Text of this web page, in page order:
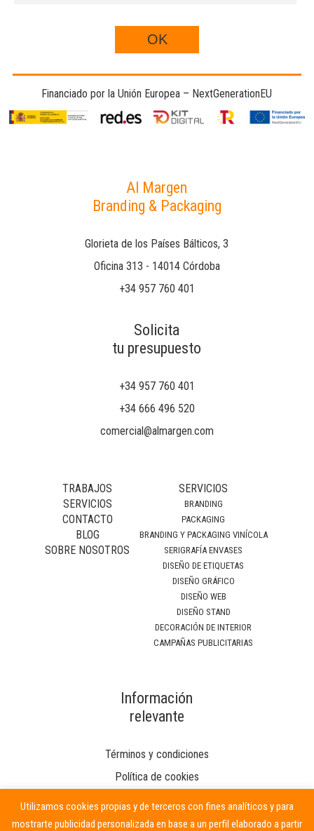
Financiado por la Unión Europea – NextGenerationEU
Al Margen
Branding & Packaging
Glorieta de los Países Bálticos, 3
Oficina 313 - 14014 Córdoba
+34 957 760 401
Solicita
tu presupuesto
+34 957 760 401
+34 666 496 520
comercial@almargen.com
TRABAJOS
SERVICIOS
CONTACTO
BLOG
SOBRE NOSOTROS
SERVICIOS
BRANDING
PACKAGING
BRANDING Y PACKAGING VINÍCOLA
SERIGRAFÍA ENVASES
DISEÑO DE ETIQUETAS
DISEÑO GRÁFICO
DISEÑO WEB
DISEÑO STAND
DECORACIÓN DE INTERIOR
CAMPAÑAS PUBLICITARIAS
Información
relevante
Términos y condiciones
Política de cookies
Utilizamos cookies propias y de terceros con fines analíticos y para
mostrarte publicidad personalizada en base a un perfil elaborado a partir